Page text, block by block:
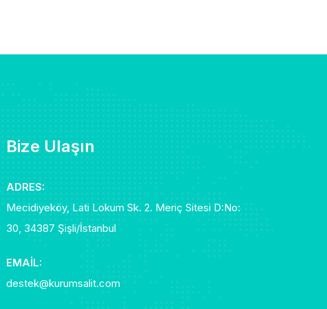
Bize Ulaşın
ADRES:
Mecidiyeköy, Lati Lokum Sk. 2. Meriç Sitesi D:No:
30, 34387 Şişli/İstanbul
EMAIL:
destek@kurumsalit.com